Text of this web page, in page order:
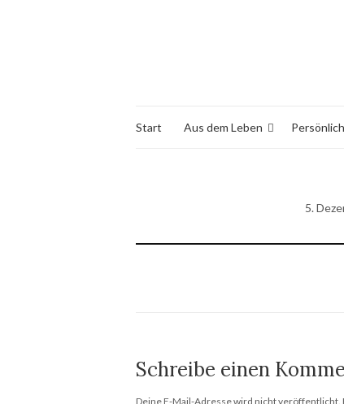
Start Aus dem Leben
5.
Schreibe einen
Deine E-Mail-Adresse wird nicht veröffentlicht.